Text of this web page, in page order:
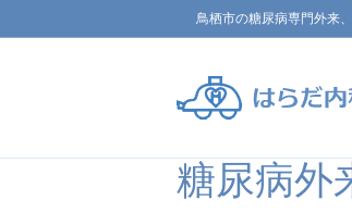
鳥栖市の糖尿病専門外来
糖尿病外